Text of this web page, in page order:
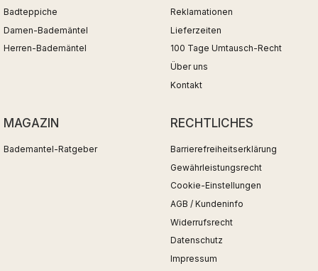
Badteppiche
Damen-Bademäntel
Herren-Bademäntel
Reklamationen
Lieferzeiten
100 Tage Umtausch-Recht
Über uns
Kontakt
MAGAZIN
Bademantel-Ratgeber
RECHTLICHES
Barrierefreiheitserklärung
Gewährleistungsrecht
Cookie-Einstellungen
AGB / Kundeninfo
Widerrufsrecht
Datenschutz
Impressum